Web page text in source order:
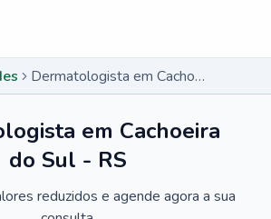
Dermatologista em Cachoeira do Sul - RS
em Cachoeira
do Sul - RS
reduzidos e agende agora a sua